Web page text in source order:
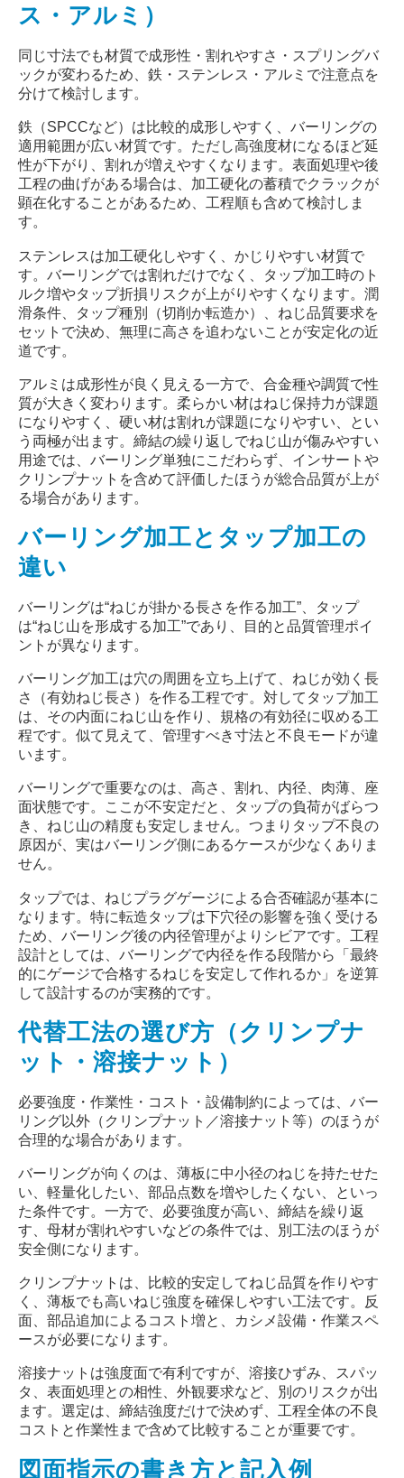
ス・アルミ）
同じ寸法でも材質で成形性・割れやすさ・スプリングバ
ックが変わるため、鉄・ステンレス・アルミで注意点を
分けて検討します。
鉄（SPCCなど）は比較的成形しやすく、バーリングの
適用範囲が広い材質です。ただし高強度材になるほど延
性が下がり、割れが増えやすくなります。表面処理や後
工程の曲げがある場合は、加工硬化の蓄積でクラックが
顕在化することがあるため、工程順も含めて検討しま
す。
ステンレスは加工硬化しやすく、かじりやすい材質で
す。バーリングでは割れだけでなく、タップ加工時のト
ルク増やタップ折損リスクが上がりやすくなります。潤
滑条件、タップ種別（切削か転造か）、ねじ品質要求を
セットで決め、無理に高さを追わないことが安定化の近
道です。
アルミは成形性が良く見える一方で、合金種や調質で性
質が大きく変わります。柔らかい材はねじ保持力が課題
になりやすく、硬い材は割れが課題になりやすい、とい
う両極が出ます。締結の繰り返しでねじ山が傷みやすい
用途では、バーリング単独にこだわらず、インサートや
クリンプナットを含めて評価したほうが総合品質が上が
る場合があります。
バーリング加工とタップ加工の
違い
バーリングは“ねじが掛かる長さを作る加工” 、タップ
は“ねじ山を形成する加工”であり、目的と品質管理ポイ
ントが異なります。
バーリング加工は穴の周囲を立ち上げて、ねじが効く長
さ（有効ねじ長さ）を作る工程です。対してタップ加工
は、その内面にねじ山を作り、規格の有効径に収める工
程です。似て見えて、管理すべき寸法と不良モードが違
います。
バーリングで重要なのは、高さ、割れ、内径、肉薄、座
面状態です。ここが不安定だと、タップの負荷がばらつ
き、ねじ山の精度も安定しません。つまりタップ不良の
原因が、実はバーリング側にあるケースが少なくありま
せん。
タップでは、ねじプラグゲージによる合否確認が基本に
なります。特に転造タップは下穴径の影響を強く受ける
ため、バーリング後の内径管理がよりシビアです。工程
設計としては、バーリングで内径を作る段階から「最終
的にゲージで合格するねじを安定して作れるか」を逆算
して設計するのが実務的です。
代替工法の選び方（クリンプナ
ット・溶接ナット）
必要強度・作業性・コスト・設備制約によっては、バー
リング以外（クリンプナット／溶接ナット等）のほうが
合理的な場合があります。
バーリングが向くのは、薄板に中小径のねじを持たせた
い、軽量化したい、部品点数を増やしたくない、といっ
た条件です。一方で、必要強度が高い、締結を繰り返
す、母材が割れやすいなどの条件では、別工法のほうが
安全側になります。
クリンプナットは、比較的安定してねじ品質を作りやす
く、薄板でも高いねじ強度を確保しやすい工法です。反
面、部品追加によるコスト増と、カシメ設備・作業スペ
ースが必要になります。
溶接ナットは強度面で有利ですが、溶接ひずみ、スパッ
タ、表面処理との相性、外観要求など、別のリスクが出
ます。選定は、締結強度だけで決めず、工程全体の不良
コストと作業性まで含めて比較することが重要です。
図面指示の書き方と記入例